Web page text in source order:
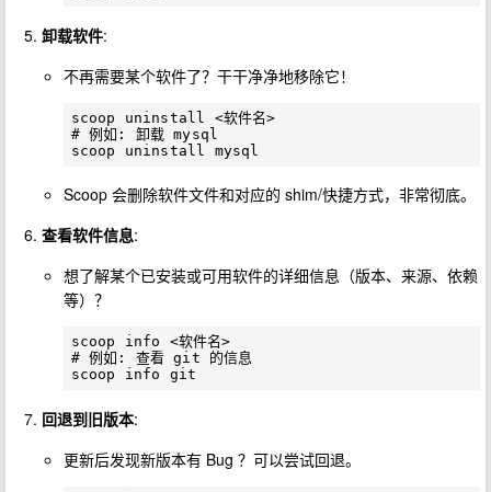
卸载软件:
不再需要某个软件了？干干净净地移除它！
scoop uninstall <软件名>
# 例如: 卸载 mysql
Scoop 会删除软件文件和对应的 shim/快捷方式，非常彻底。
查看软件信息:
想了解某个已安装或可用软件的详细信息（版本、来源、依赖
等）？
scoop info <软件名>
# 例如: 查看 git 的信息
回退到旧版本:
更新后发现新版本有 Bug ？可以尝试回退。